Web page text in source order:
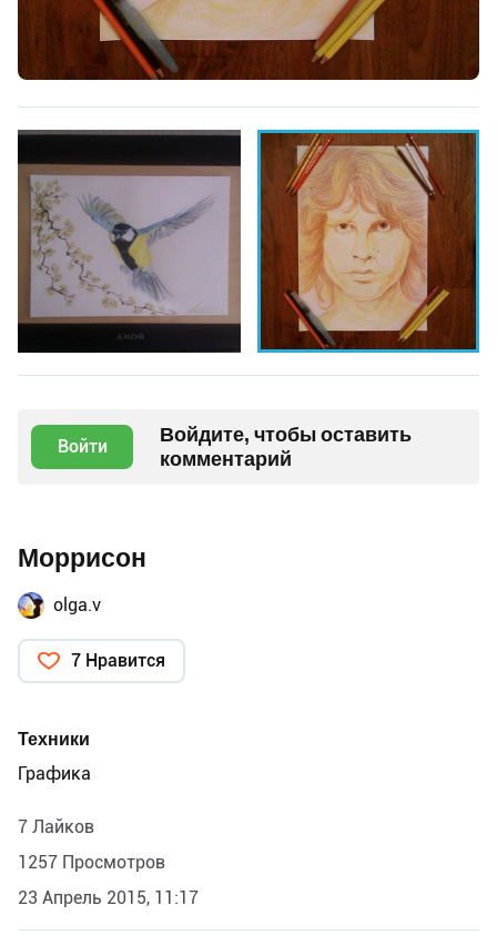
Войти
Войдите, чтобы оставить
комментарий
Моррисон
olga.v
7 Нравится
Техники
Графика
7 Лайков
1257 Просмотров
23 Апрель 2015, 11:17